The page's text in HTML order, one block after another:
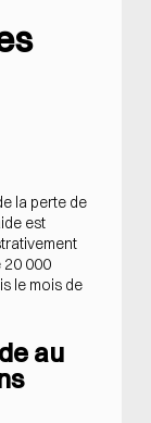
la perte de
est
20 000
le mois de
au